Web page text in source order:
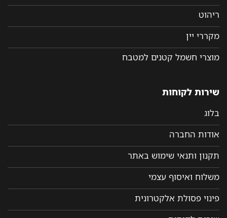
ריהוט
מקררי יין
מוצרי חשמל קטנים למטבח
שירות לקוחות
בלוג
אודות החברה
תקנון ותנאי שימוש באתר
משלוח ואיסוף עצמי
פינוי פסולת אלקטרונית